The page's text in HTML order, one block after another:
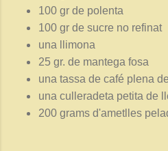
100 gr de polenta
100 gr de sucre no refinat
una llimona
25 gr. de mantega fosa
una tassa de café plena
una culleradeta petita de
200 grams d'ametlles